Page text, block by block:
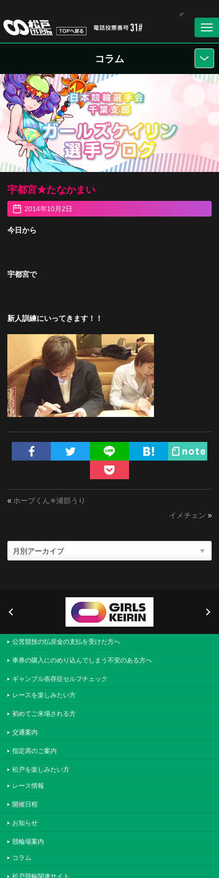
コラム
宇都宮★たなかまい
2014年10月2日
今日から
宇都宮で
新人訓練にいってきます！！
« ホープくん✳︎浦部うり
イメチェン »
公営競技の払戻金の支払を受けた方へ
車券の購入にのめり込んでしまう不安のある方へ
ギャンブル依存症セルフチェック
レースを楽しみたい方
初めてご来場される方
交通案内
指定席のご案内
松戸を楽しみたい方
レース情報
開催日程
お知らせ
競輪場案内
コラム
松戸競輪関連サイト